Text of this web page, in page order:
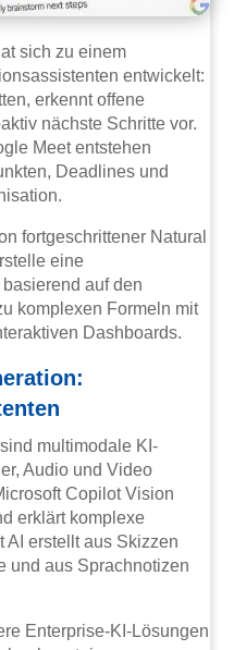
sich zu einem
entwickelt:
erkennt offene
nächste Schritte vor.
Meet entstehen
Deadlines und
fortgeschrittener Natural
eine
auf den
komplexen Formeln mit
Dashboards.
multimodale KI-
Audio und Video
Copilot Vision
erklärt komplexe
AI erstellt aus Skizzen
und aus Sprachnotizen
Enterprise-KI-Lösungen